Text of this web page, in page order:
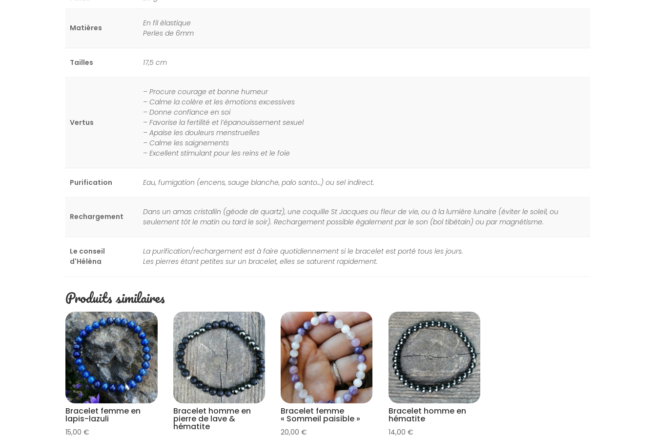
Matières
En fil élastique
Perles de 6mm
Tailles 17,5 cm
Vertus
– Procure courage et bonne humeur
– Calme la colère et les émotions excessives
– Donne confiance en soi
– Favorise la fertilité et l’épanouissement sexuel
– Apaise les douleurs menstruelles
– Calme les saignements
– Excellent stimulant pour les reins et le foie
Purification Eau, fumigation (encens, sauge blanche, palo santo…) ou sel indirect.
Rechargement
Dans un amas cristallin (géode de quartz), une coquille St Jacques ou fleur de vie, ou à la lumière lunaire (éviter le soleil, ou
seulement tôt le matin ou tard le soir). Rechargement possible également par le son (bol tibétain) ou par magnétisme.
Le conseil
d'Hélèna
La purification/rechargement est à faire quotidiennement si le bracelet est porté tous les jours.
Les pierres étant petites sur un bracelet, elles se saturent rapidement.
Produits similaires
Bracelet femme en
lapis-lazuli
15,00€
Bracelet homme en
pierre de lave &
hématite
Bracelet femme
« Sommeil paisible »
20,00€
Bracelet homme en
hématite
14,00 €